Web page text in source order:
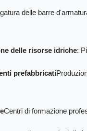
delle barre
delle risorse idriche:
prefabbricati
Centri di formazione